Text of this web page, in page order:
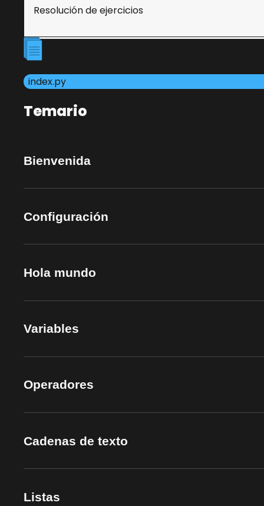
Resolución de ejercicios
index.py
Temario
Bienvenida
Configuración
Hola mundo
Variables
Operadores
Cadenas de texto
Listas